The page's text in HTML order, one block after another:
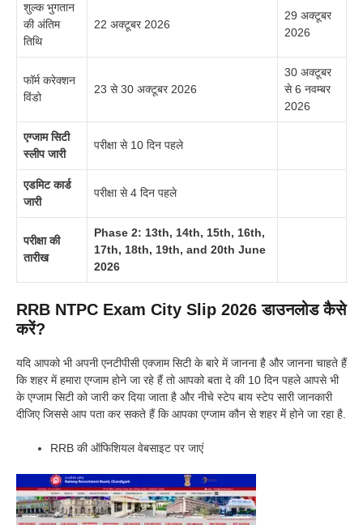
शुल्क भुगतान
की अंतिम
तिथि
22 अक्टूबर 2026
29 अक्टूबर
2026
फॉर्म करेक्शन
विंडो
23 से 30 अक्टूबर 2026
30 अक्टूबर
से 6 नवम्बर
2026
एग्जाम सिटी
स्लीप जारी
परीक्षा से 10 दिन पहले
एडमिट कार्ड
जारी
परीक्षा से 4 दिन पहले
परीक्षा की
तारीख
Phase 2: 13th, 14th, 15th, 16th,
17th, 18th, 19th, and 20th June
2026
RRB NTPC Exam City Slip 2026 डाउनलोड कैसे
करें?
यदि आपको भी अपनी एनटीपीसी एक्जाम सिटी के बारे में जानना है और जानना चाहते हैं
कि शहर में हमारा एग्जाम होने जा रहे हैं तो आपको बता दे की 10 दिन पहले आपसे भी
के एग्जाम सिटी को जारी कर दिया जाता है और नीचे स्टेप बाय स्टेप सारी जानकारी
दीजिए जिससे आप पता कर सकते हैं कि आपका एग्जाम कौन से शहर में होने जा रहा है.
RRB की ऑफिशियल वेबसाइट पर जाएं